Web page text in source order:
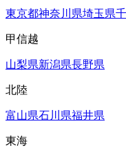
東京都神奈川県埼玉県
甲信越
山梨県新潟県長野県
北陸
富山県石川県福井県
東海